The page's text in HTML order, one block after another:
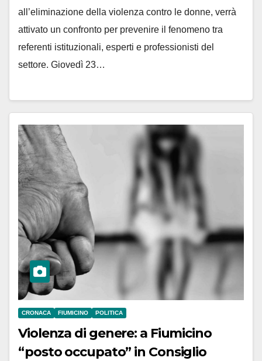
all’eliminazione della violenza contro le donne, verrà
attivato un confronto per prevenire il fenomeno tra
referenti istituzionali, esperti e professionisti del
settore. Giovedì 23…
CRONACA FIUMICINO POLITICA
Violenza di genere: a Fiumicino
“posto occupato” in Consiglio